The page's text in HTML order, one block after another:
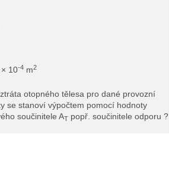
10-4 m2
otopného tělesa pro dané provozní
se stanoví výpočtem pomocí hodnoty
součinitele AT popř. součinitele odporu ?